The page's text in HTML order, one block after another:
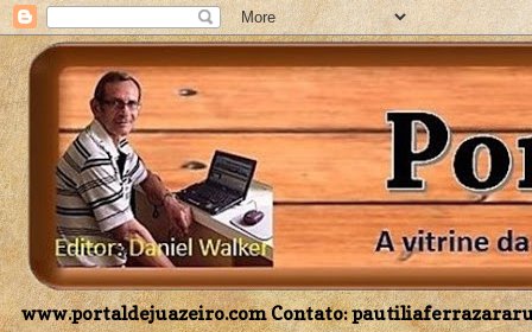
www.portaldejuazeiro.com Contato: